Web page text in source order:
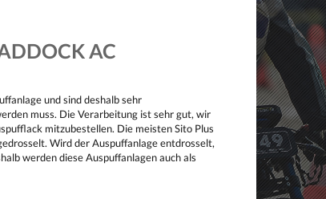
AC
und sind deshalb sehr
muss. Die Verarbeitung ist sehr gut, wir
mitzubestellen. Die meisten Sito Plus
Wird der Auspuffanlage entdrosselt,
werden diese Auspuffanlagen auch als